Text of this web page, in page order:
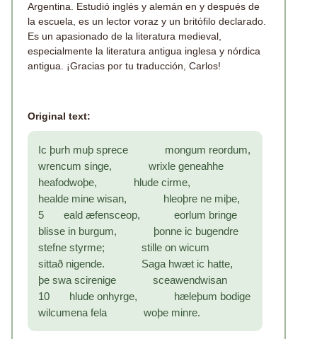
Argentina. Estudió inglés y alemán en y después de
la escuela, es un lector voraz y un britófilo declarado.
Es un apasionado de la literatura medieval,
especialmente la literatura antigua inglesa y nórdica
antigua. ¡Gracias por tu traducción, Carlos!
Original text:
Ic þurh muþ sprece mongum reordum,
wrencum singe, wrixle geneahhe
heafodwoþe, hlude cirme,
healde mine wisan, hleoþre ne miþe,
5 eald æfensceop, eorlum bringe
blisse in burgum, þonne ic bugendre
stefne styrme; stille on wicum
sittað nigende. Saga hwæt ic hatte,
þe swa scirenige sceawendwisan
10 hlude onhyrge, hæleþum bodige
wilcumena fela woþe minre.